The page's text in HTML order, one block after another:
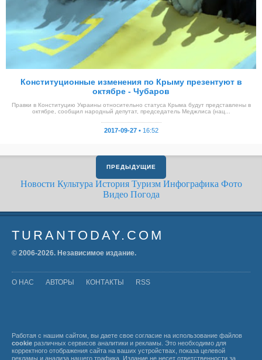
Конституционные изменения по Крыму презентуют в
октябре - Чубаров
Правки в Конституцию Украины относительно статуса Крыма будут представлены в
октябре, сообщил народный депутат, председатель Меджлиса (нац...
2017-09-27 • 16:52
ПРЕДЫДУЩИЕ
Новости Культура История Туризм Инфографика Фото
Видео Погода
TURANTODAY.COM
© 2006-2026. Независимое издание.
О НАС АВТОРЫ КОНТАКТЫ RSS
Работая с нашим сайтом, вы даете свое согласие на использование файлов
cookie различных сервисов аналитики и рекламы. Это необходимо для
корректного отображения сайта на ваших устройствах, показа целевой
рекламы и анализа нашего трафика. Издание не несет ответственности за